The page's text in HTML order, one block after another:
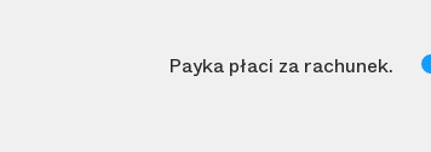
Payka płaci za rachunek.